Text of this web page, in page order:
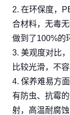
2. 在环保度，
合材料，无毒
做到了100%的
3. 美观度对比
比较光滑，不容
4. 保养难易方
有防虫、抗霉
射，高温耐腐